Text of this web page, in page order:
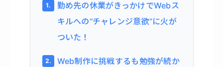
勤め先の休業がきっかけでWebス
キルへの“チャレンジ意欲”に火が
ついた！
Web制作に挑戦するも勉強が続か